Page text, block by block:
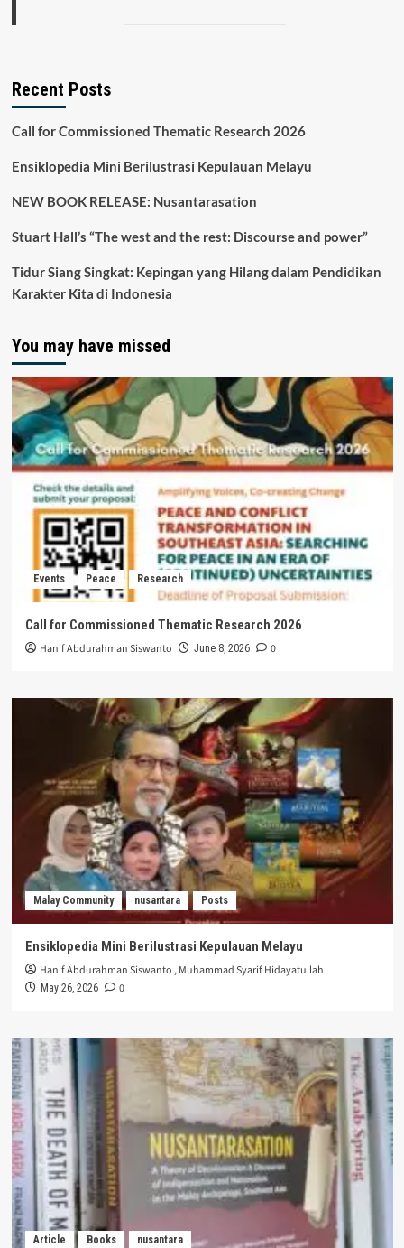
Recent Posts
Call for Commissioned Thematic Research 2026
Ensiklopedia Mini Berilustrasi Kepulauan Melayu
NEW BOOK RELEASE: Nusantarasation
Stuart Hall’s “The west and the rest: Discourse and power”
Tidur Siang Singkat: Kepingan yang Hilang dalam Pendidikan
Karakter Kita di Indonesia
You may have missed
Events Peace Research
Call for Commissioned Thematic Research 2026
Hanif Abdurahman Siswanto June 8, 2026 0
Malay Community nusantara Posts
Ensiklopedia Mini Berilustrasi Kepulauan Melayu
Hanif Abdurahman Siswanto ,Muhammad Syarif Hidayatullah
May 26, 2026 0
Article Books nusantara